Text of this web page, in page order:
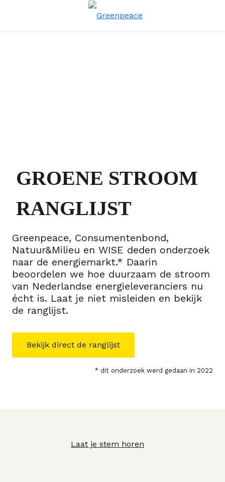
GROENE STROOM
RANGLIJST
Greenpeace, Consumentenbond,
Natuur&Milieu en WISE deden onderzoek
naar de energiemarkt.* Daarin
beoordelen we hoe duurzaam de stroom
van Nederlandse energieleveranciers nu
écht is. Laat je niet misleiden en bekijk
de ranglijst.
Bekijk direct de ranglijst
* dit onderzoek werd gedaan in 2022
Laat je stem horen